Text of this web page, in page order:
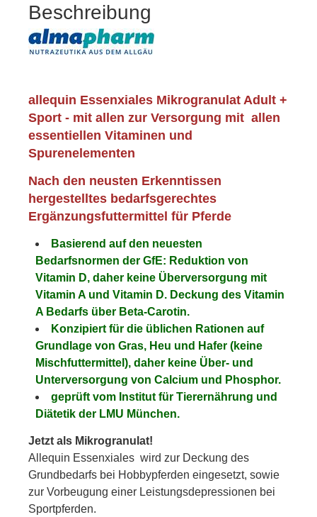
Beschreibung
allequin Essenxiales Mikrogranulat Adult +
Sport - mit allen zur Versorgung mit allen
essentiellen Vitaminen und
Spurenelementen
Nach den neusten Erkenntissen
hergestelltes bedarfsgerechtes
Ergänzungsfuttermittel für Pferde
Basierend auf den neuesten
Bedarfsnormen der GfE: Reduktion von
Vitamin D, daher keine Überversorgung mit
Vitamin A und Vitamin D. Deckung des Vitamin
A Bedarfs über Beta-Carotin.
Konzipiert für die üblichen Rationen auf
Grundlage von Gras, Heu und Hafer (keine
Mischfuttermittel), daher keine Über- und
Unterversorgung von Calcium und Phosphor.
geprüft vom Institut für Tierernährung und
Diätetik der LMU München.
Jetzt als Mikrogranulat!
Allequin Essenxiales wird zur Deckung des
Grundbedarfs bei Hobbypferden eingesetzt, sowie
zur Vorbeugung einer Leistungsdepressionen bei
Sportpferden.